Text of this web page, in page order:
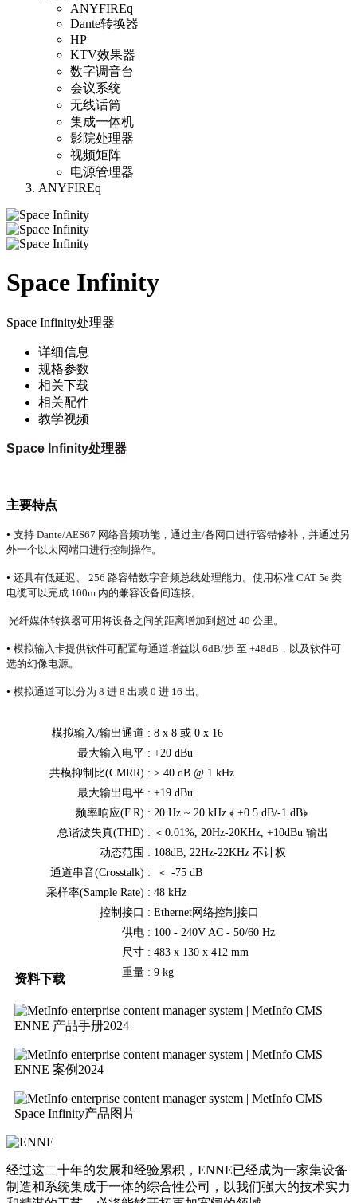
ANYFIREq
Dante转换器
HP
KTV效果器
数字调音台
会议系统
无线话筒
集成一体机
影院处理器
视频矩阵
电源管理器
ANYFIREq
Space Infinity
Space Infinity处理器
详细信息
规格参数
相关下载
相关配件
教学视频
Space Infinity处理器
主要特点
• 支持 Dante/AES67 网络音频功能，通过主/备网口进行容错修补，并通过另
外一个以太网端口进行控制操作。
• 还具有低延迟、 256 路容错数字音频总线处理能力。使用标准 CAT 5e 类
电缆可以完成 100m 内的兼容设备间连接。
光纤媒体转换器可用将设备之间的距离增加到超过 40 公里。
• 模拟输入卡提供软件可配置每通道增益以 6dB/步 至 +48dB，以及软件可
选的幻像电源。
• 模拟通道可以分为 8 进 8 出或 0 进 16 出。
模拟输入/输出通道 : 8 x 8 或 0 x 16
最大输入电平 : +20 dBu
共模抑制比(CMRR) : > 40 dB @ 1 kHz
最大输出电平 : +19 dBu
频率响应(F.R) : 20 Hz ~ 20 kHz ﴾ ±0.5 dB/‐1 dB﴿
总谐波失真(THD) : ＜0.01%, 20Hz‐20KHz, +10dBu 输出
动态范围 : 108dB, 22Hz‐22KHz 不计权
通道串音(Crosstalk) : ＜ ‐75 dB
采样率(Sample Rate) : 48 kHz
控制接口 : Ethernet网络控制接口
供电 : 100 ‐ 240V AC - 50/60 Hz
尺寸 : 483 x 130 x 412 mm
重量 : 9 kg
资料下载
ENNE 产品手册2024
ENNE 案例2024
Space Infinity产品图片
经过这二十年的发展和经验累积，ENNE已经成为一家集设备
制造和系统集成于一体的综合性公司，以我们强大的技术实力